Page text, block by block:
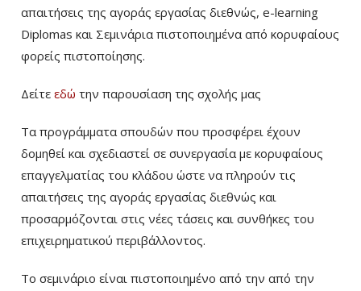
απαιτήσεις της αγοράς εργασίας διεθνώς, e-learning
Diplomas και Σεμινάρια πιστοποιημένα από κορυφαίους
φορείς πιστοποίησης.
Δείτε εδώ την παρουσίαση της σχολής μας
Τα προγράμματα σπουδών που προσφέρει έχουν
δομηθεί και σχεδιαστεί σε συνεργασία με κορυφαίους
επαγγελματίας του κλάδου ώστε να πληρούν τις
απαιτήσεις της αγοράς εργασίας διεθνώς και
προσαρμόζονται στις νέες τάσεις και συνθήκες του
επιχειρηματικού περιβάλλοντος.
Το σεμινάριο είναι πιστοποιημένο από την από την